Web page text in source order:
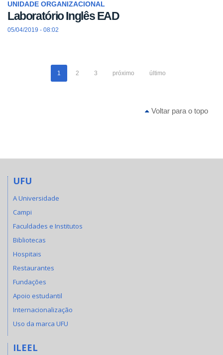
UNIDADE ORGANIZACIONAL
Laboratório Inglês EAD
05/04/2019 - 08:02
1 2 3 próximo último
Voltar para o topo
UFU
A Universidade
Campi
Faculdades e Institutos
Bibliotecas
Hospitais
Restaurantes
Fundações
Apoio estudantil
Internacionalização
Uso da marca UFU
ILEEL